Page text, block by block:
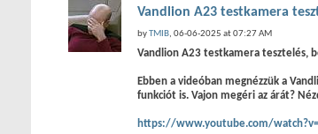
Vandlion A23 testkamera
byTMIB, 06-06-2025 at 07:27 AM
Vandlion A23 testkamera tesztelés,
Ebben a videóban megnézzük a
funkciót is. Vajon megéri az árát?
https://www.youtube.com/